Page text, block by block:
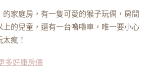
家庭房，有一隻可愛的猴子玩偶，房間
上的兒童，還有一台嚕嚕車，唯一要小心
瘋！
多好康房價